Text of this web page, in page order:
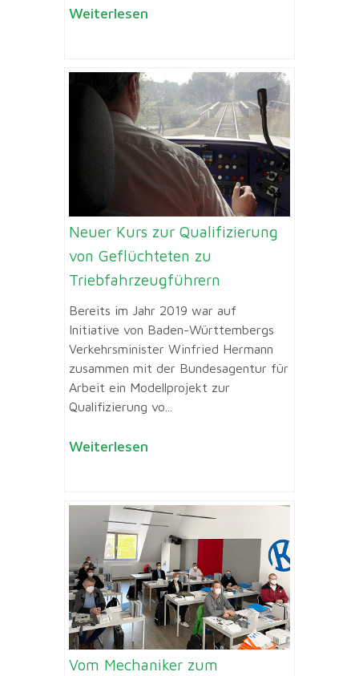
Weiterlesen
Neuer Kurs zur Qualifizierung
von Geflüchteten zu
Triebfahrzeugführern
Bereits im Jahr 2019 war auf
Initiative von Baden-Württembergs
Verkehrsminister Winfried Hermann
zusammen mit der Bundesagentur für
Arbeit ein Modellprojekt zur
Qualifizierung vo...
Weiterlesen
Vom Mechaniker zum